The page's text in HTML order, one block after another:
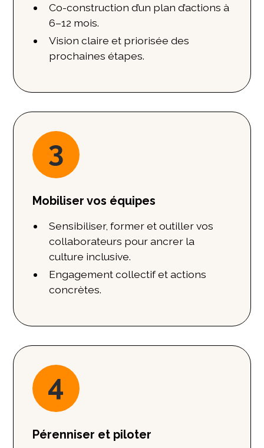
Co-construction d’un plan d’actions à
6–12 mois.
Vision claire et priorisée des
prochaines étapes.
3
Mobiliser vos équipes
Sensibiliser, former et outiller vos
collaborateurs pour ancrer la
culture inclusive.
Engagement collectif et actions
concrètes.
4
Pérenniser et piloter